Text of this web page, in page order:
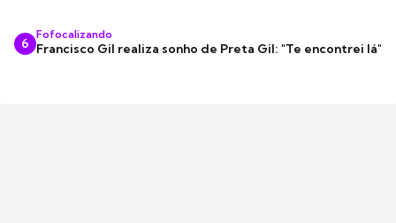
6
Fofocalizando
Francisco Gil realiza sonho de Preta Gil: "Te encontrei lá"